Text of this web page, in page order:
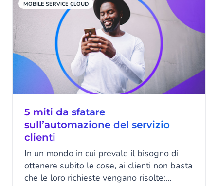
MOBILE SERVICE CLOUD
5 miti da sfatare
sull’automazione del servizio
clienti
In un mondo in cui prevale il bisogno di
ottenere subito le cose, ai clienti non basta
che le loro richieste vengano risolte: